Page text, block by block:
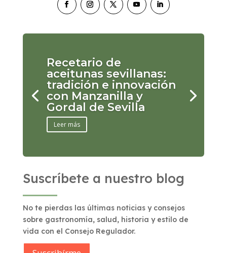
Recetario de
aceitunas sevillanas:
tradición e innovación
con Manzanilla y
Gordal de Sevilla
Leer más
Suscríbete a nuestro blog
No te pierdas las últimas noticias y consejos
sobre gastronomía, salud, historia y estilo de
vida con el Consejo Regulador.